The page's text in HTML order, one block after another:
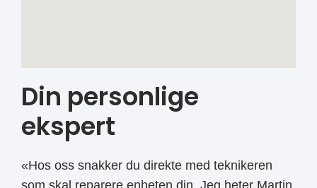
Din personlige
ekspert
«Hos oss snakker du direkte med teknikeren
som skal reparere enheten din. Jeg heter Martin,